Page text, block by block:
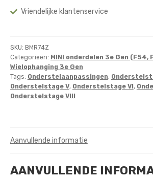
Vriendelijke klantenservice
SKU: BMR74Z
Categorieën: MINI onderdelen 3e Gen (F54,
Wielophanging 3e Gen
Tags: Onderstelaanpassingen,
Onderstelstage V, Onderstelstage VI ,
Onderstelstage VIII
Aanvullende informatie
AANVULLENDE